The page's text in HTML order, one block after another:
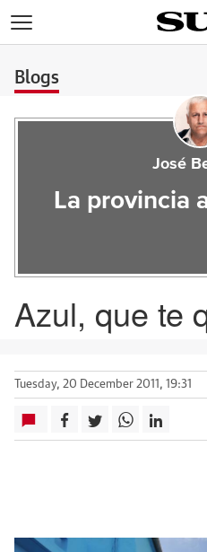
Blogs
José
La provincia
Azul, que te
Tuesday, 20 December 2011, 19:31